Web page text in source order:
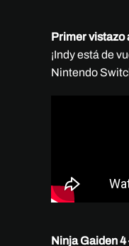
Primer vistazo
¡Indy está de
Nintendo
Ninja Gaiden